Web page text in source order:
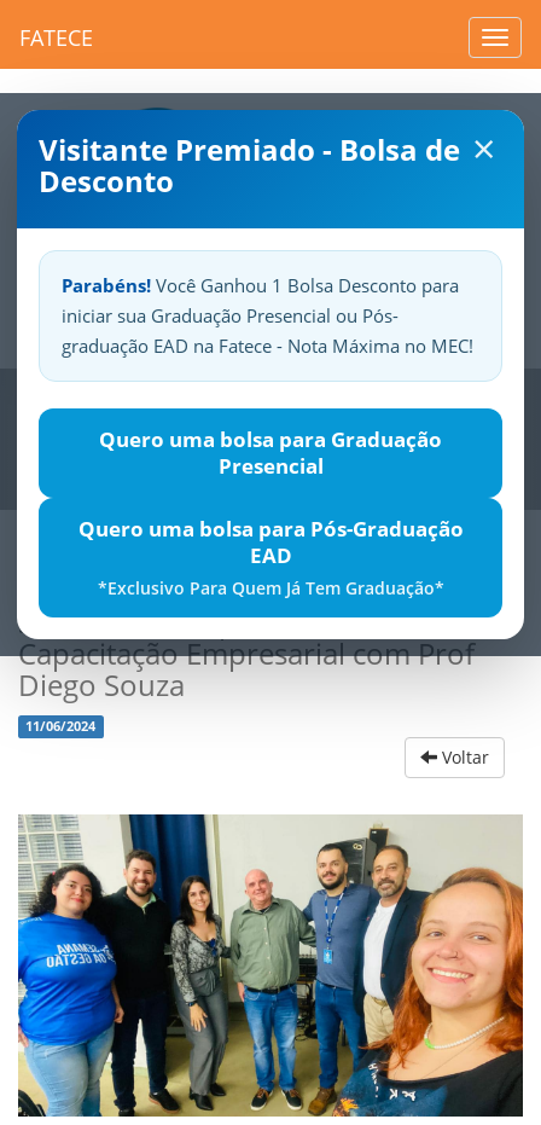
FATECE
×
Visitante Premiado - Bolsa de
Desconto
Parabéns! Você Ganhou 1 Bolsa Desconto para
iniciar sua Graduação Presencial ou Pós-
graduação EAD na Fatece - Nota Máxima no MEC!
Quero uma bolsa para Graduação
Presencial
Quero uma bolsa para Pós-Graduação
EAD
*Exclusivo Para Quem Já Tem Graduação*
SuaFatece.Seuorgulho.
Previous
Sucesso do Empreende FATECE
Capacitação Empresarial com Prof
Diego Souza
11/06/2024
Voltar